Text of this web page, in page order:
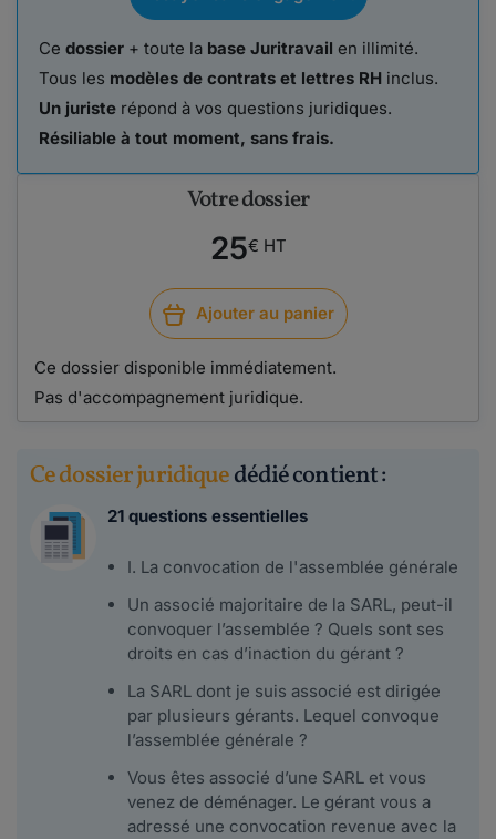
Votre dossier
25€ HT
Ajouter au panier
Ce dossier disponible immédiatement.
Pas d'accompagnement juridique.
Ce dossier + toute la base Juritravail en illimité.
Tous les modèles de contrats et lettres RH inclus.
Un juriste répond à vos questions juridiques.
Résiliable à tout moment, sans frais.
Ce dossier juridiquedédié contient :
21 questions essentielles
I. La convocation de l'assemblée générale
Un associé majoritaire de la SARL, peut-il
convoquer l’assemblée ? Quels sont ses
droits en cas d’inaction du gérant ?
La SARL dont je suis associé est dirigée
par plusieurs gérants. Lequel convoque
l’assemblée générale ?
Vous êtes associé d’une SARL et vous
venez de déménager. Le gérant vous a
adressé une convocation revenue avec la